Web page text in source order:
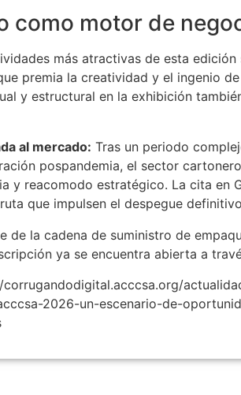
como motor de
más atractivas de esta edición
premia la creatividad y el ingenio
y estructural en la exhibición
al mercado: Tras un periodo
pospandemia, el sector
y reacomodo estratégico. La cita en
que impulsen el despegue
de la cadena de suministro de
ya se encuentra abierta a
corrugandodigital.acccsa.org/
2026-un-escenario-de-